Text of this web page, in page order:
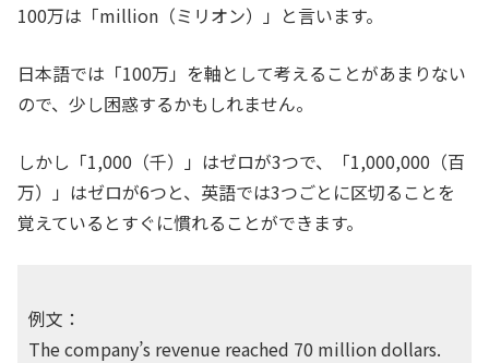
100万は「million（ミリオン）」と言います。
日本語では「100万」を軸として考えることがあまりない
ので、少し困惑するかもしれません。
しかし「1,000（千）」はゼロが3つで、「1,000,000（百
万）」はゼロが6つと、英語では3つごとに区切ることを
覚えているとすぐに慣れることができます。
例文：
The company’s revenue reached 70 million dollars.